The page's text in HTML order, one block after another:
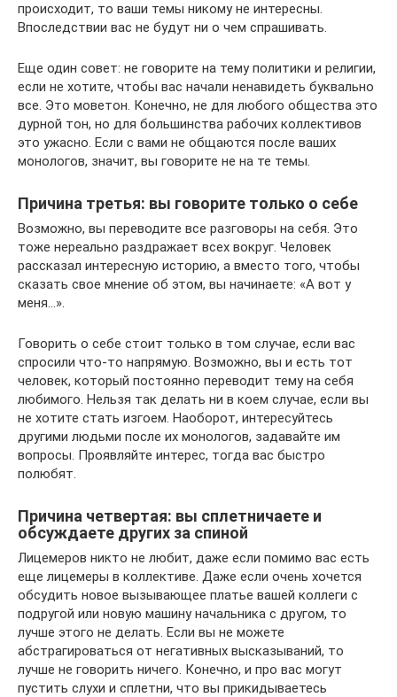
происходит, то ваши темы никому не интересны.
Впоследствии вас не будут ни о чем спрашивать.
Еще один совет: не говорите на тему политики и религии,
если не хотите, чтобы вас начали ненавидеть буквально
все. Это моветон. Конечно, не для любого общества это
дурной тон, но для большинства рабочих коллективов
это ужасно. Если с вами не общаются после ваших
монологов, значит, вы говорите не на те темы.
Причина третья: вы говорите только о себе
Возможно, вы переводите все разговоры на себя. Это
тоже нереально раздражает всех вокруг. Человек
рассказал интересную историю, а вместо того, чтобы
сказать свое мнение об этом, вы начинаете: «А вот у
меня…».
Говорить о себе стоит только в том случае, если вас
спросили что-то напрямую. Возможно, вы и есть тот
человек, который постоянно переводит тему на себя
любимого. Нельзя так делать ни в коем случае, если вы
не хотите стать изгоем. Наоборот, интересуйтесь
другими людьми после их монологов, задавайте им
вопросы. Проявляйте интерес, тогда вас быстро
полюбят.
Причина четвертая: вы сплетничаете и
обсуждаете других за спиной
Лицемеров никто не любит, даже если помимо вас есть
еще лицемеры в коллективе. Даже если очень хочется
обсудить новое вызывающее платье вашей коллеги с
подругой или новую машину начальника с другом, то
лучше этого не делать. Если вы не можете
абстрагироваться от негативных высказываний, то
лучше не говорить ничего. Конечно, и про вас могут
пустить слухи и сплетни, что вы прикидываетесь